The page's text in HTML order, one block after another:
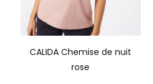
CALIDA Chemise de nuit
rose